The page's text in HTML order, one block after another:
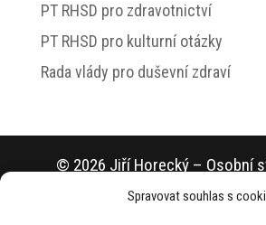
Spravovat souhlas s
PT RHSD pro zdravotnictví
PT RHSD pro kulturní otázky
Rada vlády pro duševní zdraví
© 2026 Jiří Horecký – Osobní
Horeckého